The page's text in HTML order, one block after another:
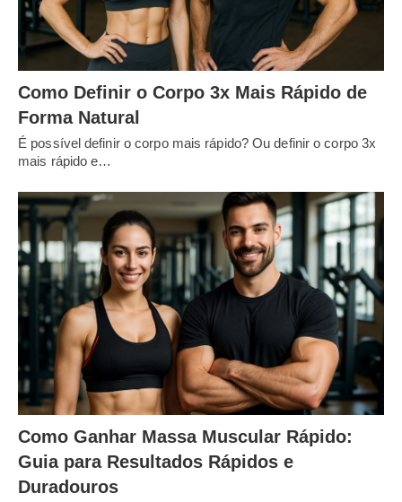
Como Definir o Corpo 3x Mais Rápido de
Forma Natural
É possível definir o corpo mais rápido? Ou definir o corpo 3x
mais rápido e…
Como Ganhar Massa Muscular Rápido:
Guia para Resultados Rápidos e
Duradouros